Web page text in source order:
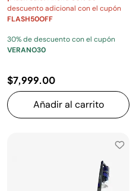
descuento adicional con el cupón
FLASH50OFF
30% de descuento con el cupón
VERANO30
$7,999.00
Añadir al carrito